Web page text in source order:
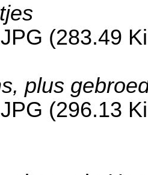
(283.49
plus
(296.13